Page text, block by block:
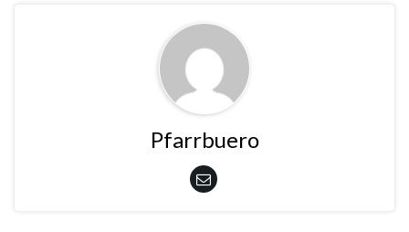
Pfarrbuero